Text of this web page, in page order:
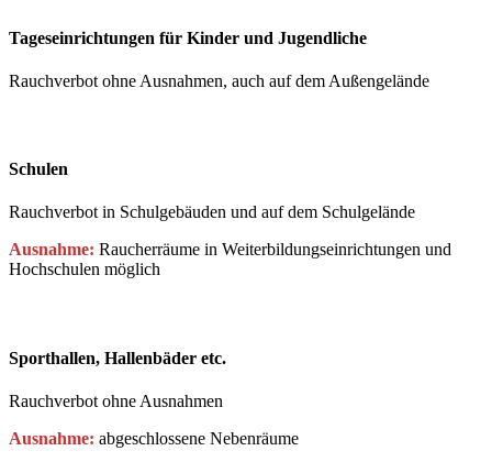
Tageseinrichtungen für Kinder und Jugendliche
Rauchverbot ohne Ausnahmen, auch auf dem Außengelände
Schulen
Rauchverbot in Schulgebäuden und auf dem Schulgelände
Ausnahme: Raucherräume in Weiterbildungseinrichtungen und
Hochschulen möglich
Sporthallen, Hallenbäder etc.
Rauchverbot ohne Ausnahmen
Ausnahme: abgeschlossene Nebenräume